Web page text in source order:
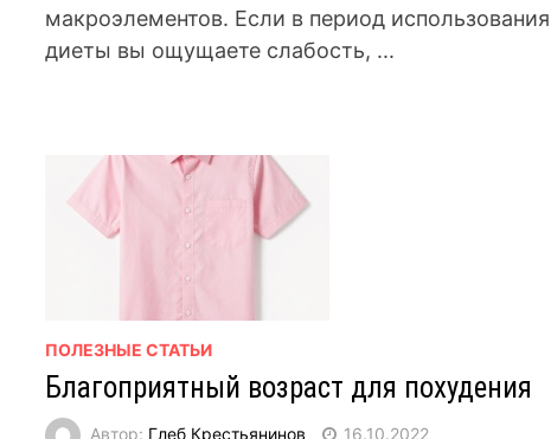
макроэлементов. Если в период использования
диеты вы ощущаете слабость, ...
ПОЛЕЗНЫЕ СТАТЬИ
Благоприятный возраст для похудения
Автор: Глеб Крестьянинов 16.10.2022